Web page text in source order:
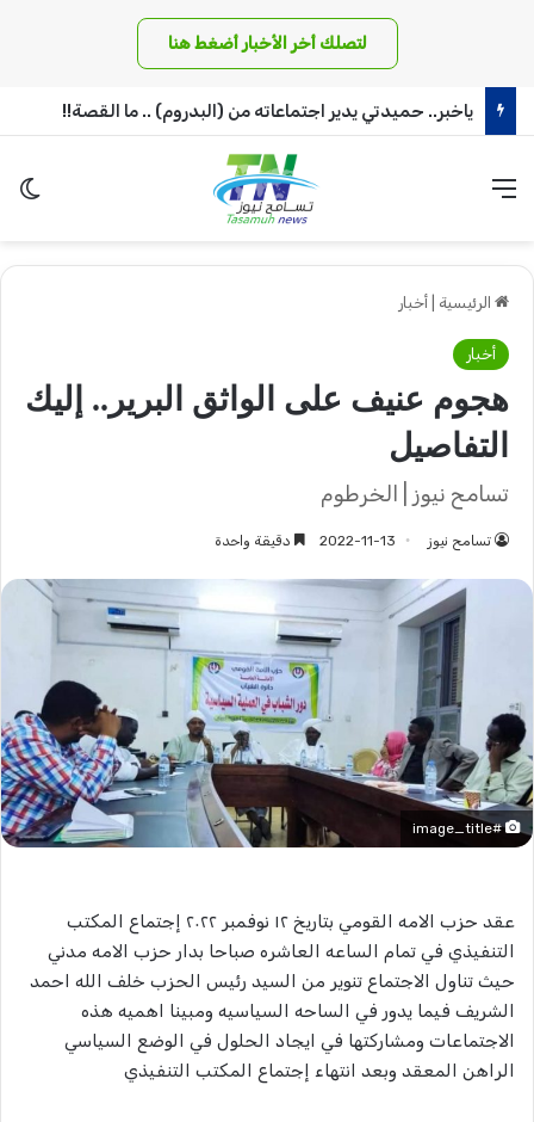
لتصلك أخر الأخبار أضغط هنا
ياخبر.. حميدتي يدير اجتماعاته من (البدروم) .. ما القصة!!
القائمة
الرئيسية أخبار
أخبار
هجوم عنيف على الواثق البرير.. إليك
التفاصيل
تسامح نيوز | الخرطوم
تسامح نيوز 2022-11-13 دقيقة واحدة
#image_title
عقد حزب الامه القومي بتاريخ ١٢ نوفمبر ٢٠٢٢ إجتماع المكتب
التنفيذي في تمام الساعه العاشره صباحا بدار حزب الامه مدني
حيث تناول الاجتماع تنوير من السيد رئيس الحزب خلف الله احمد
الشريف فيما يدور في الساحه السياسيه ومبينا اهميه هذه
الاجتماعات ومشاركتها في ايجاد الحلول في الوضع السياسي
الراهن المعقد وبعد انتهاء إجتماع المكتب التنفيذي